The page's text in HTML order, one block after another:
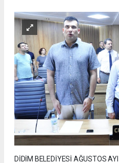
DİDİM BELEDİYESİ AĞUSTOS